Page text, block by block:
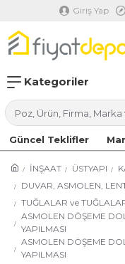
Giriş Yap
Kategoriler
Güncel Teklifler
İNŞAAT ÜSTYAPI
DUVAR, ASMOLEN,
TUĞLALAR ve
ASMOLEN DÖŞEME
YAPILMASI
ASMOLEN DÖŞEME
YAPILMASI